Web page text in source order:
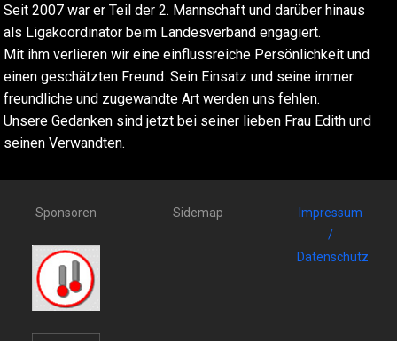
Seit 2007 war er Teil der 2. Mannschaft und darüber hinaus
als Ligakoordinator beim Landesverband engagiert.
Mit ihm verlieren wir eine einflussreiche Persönlichkeit und
einen geschätzten Freund. Sein Einsatz und seine immer
freundliche und zugewandte Art werden uns fehlen.
Unsere Gedanken sind jetzt bei seiner lieben Frau Edith und
seinen Verwandten.
Sponsoren Sidemap
Impressum
/
Datenschutz